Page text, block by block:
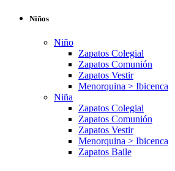
Niños
Niño
Zapatos Colegial
Zapatos Comunión
Zapatos Vestir
Menorquina > Ibicenca
Niña
Zapatos Colegial
Zapatos Comunión
Zapatos Vestir
Menorquina > Ibicenca
Zapatos Baile